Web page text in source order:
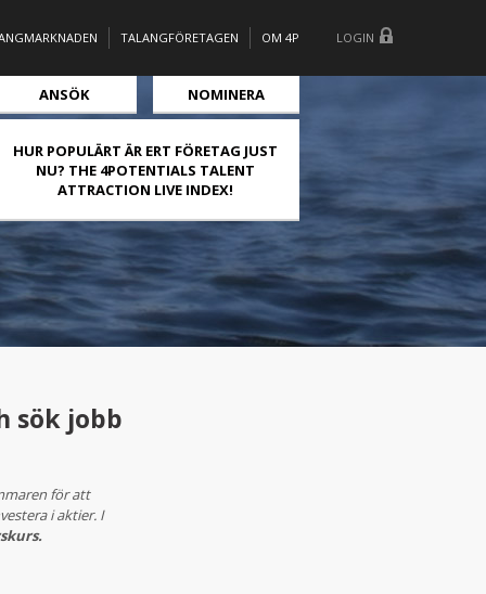
TALANGFÖRETAGEN OM 4P LOGIN
ANSÖK NOMINERA
HUR POPULÄRT ÄR ERT FÖRETAG JUST
NU? THE 4POTENTIALS TALENT
ATTRACTION LIVE INDEX!
sök jobb
för att
i aktier. I